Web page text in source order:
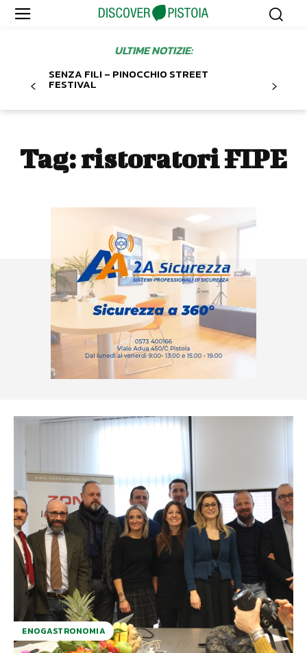
ULTIME NOTIZIE:
SENZA FILI – PINOCCHIO STREET
FESTIVAL
Tag:ristoratori FIPE
ENOGASTRONOMIA